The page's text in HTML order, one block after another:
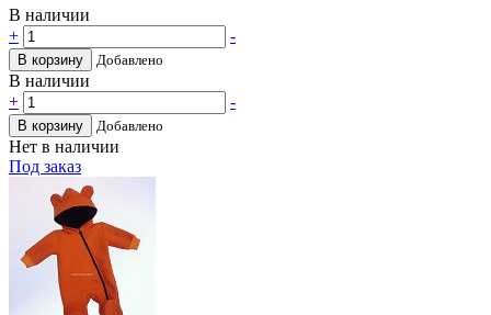
В наличии
+
-
В корзину Добавлено
В наличии
+
-
В корзину Добавлено
Нет в наличии
Под заказ